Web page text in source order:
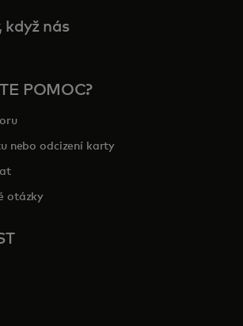
když nás
POMOC?
nebo odcizení karty
otázky
tab